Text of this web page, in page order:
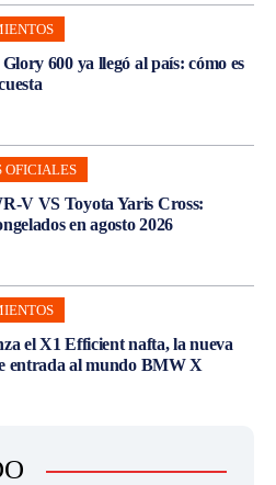
600 ya llegó al país: cómo es
OFICIALES
V VS Toyota Yaris Cross:
en agosto 2026
el X1 Efficient nafta, la nueva
entrada al mundo BMW X